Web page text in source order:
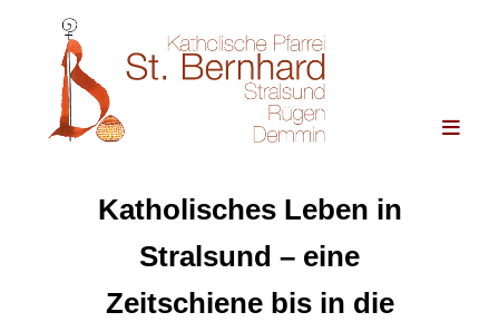
Katholisches Leben in
Stralsund – eine
Zeitschiene bis in die